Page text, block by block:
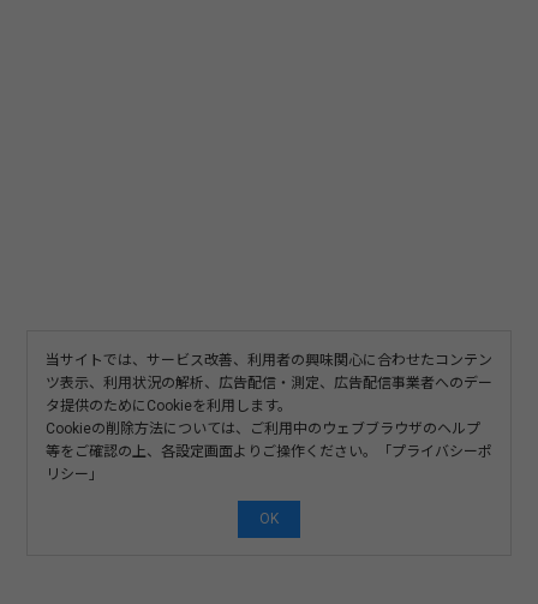
当サイトでは、サービス改善、利用者の興味関心に合わせたコンテン
ツ表示、利用状況の解析、広告配信・測定、広告配信事業者へのデー
タ提供のためにCookieを利用します。
Cookieの削除方法については、ご利用中のウェブブラウザのヘルプ
等をご確認の上、各設定画面よりご操作ください。「プライバシーポ
リシー 」
OK